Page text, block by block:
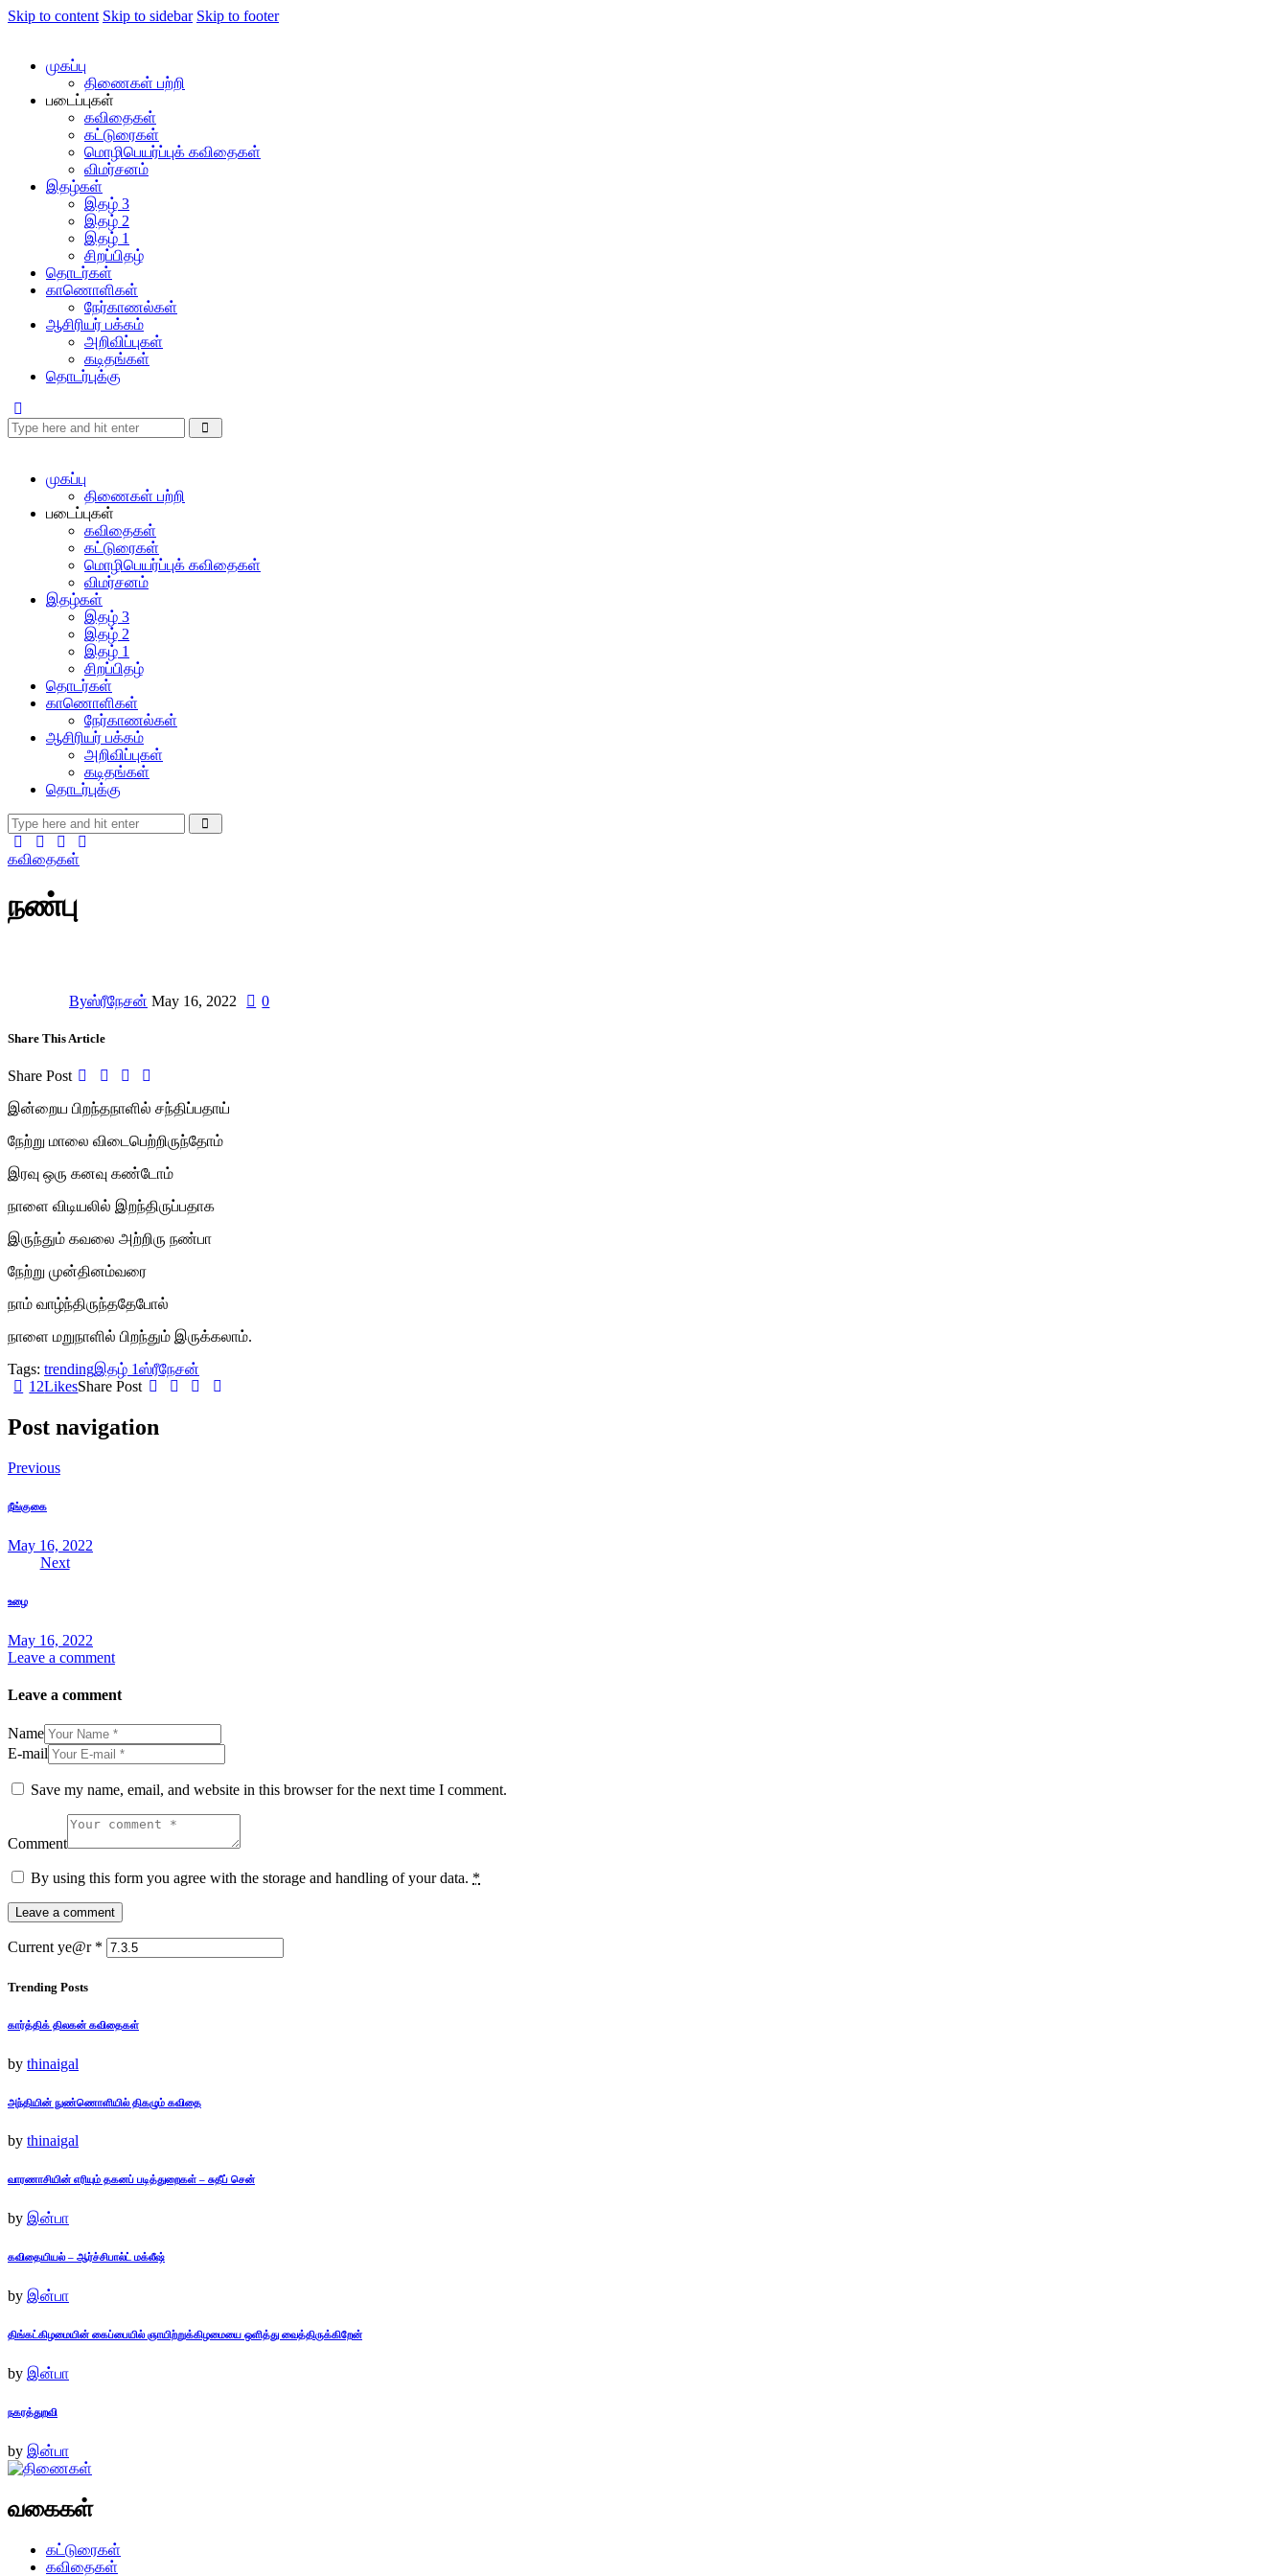
Skip to content Skip to sidebar Skip to footer
முகப்பு
திணைகள் பற்றி
படைப்புகள்
கவிதைகள்
கட்டுரைகள்
மொழிபெயர்ப்புக் கவிதைகள்
விமர்சனம்
இதழ்கள்
இதழ் 3
இதழ் 2
இதழ் 1
சிறப்பிதழ்
தொடர்கள்
காணொளிகள்
நேர்காணல்கள்
ஆசிரியர் பக்கம்
அறிவிப்புகள்
கடிதங்கள்
தொடர்புக்கு
முகப்பு
திணைகள் பற்றி
படைப்புகள்
கவிதைகள்
கட்டுரைகள்
மொழிபெயர்ப்புக் கவிதைகள்
விமர்சனம்
இதழ்கள்
இதழ் 3
இதழ் 2
இதழ் 1
சிறப்பிதழ்
தொடர்கள்
காணொளிகள்
நேர்காணல்கள்
ஆசிரியர் பக்கம்
அறிவிப்புகள்
கடிதங்கள்
தொடர்புக்கு
கவிதைகள்
நண்பு
Byஸ்ரீநேசன் May 16, 2022 0
Share This Article
Share Post
இன்றைய பிறந்தநாளில் சந்திப்பதாய்
நேற்று மாலை விடைபெற்றிருந்தோம்
இரவு ஒரு கனவு கண்டோம்
நாளை விடியலில் இறந்திருப்பதாக
இருந்தும் கவலை அற்றிரு நண்பா
நேற்று முன்தினம்வரை
நாம் வாழ்ந்திருந்ததேபோல்
நாளை மறுநாளில் பிறந்தும் இருக்கலாம்.
Tags: trendingஇதழ் 1ஸ்ரீநேசன்
12LikesShare Post
Post navigation
Previous
நீங்குகை
May 16, 2022
Next
உழை
May 16, 2022
Leave a comment
Leave a comment
Name
E-mail
Save my name, email, and website in this browser for the next time I comment.
Comment
By using this form you agree with the storage and handling of your data. *
Current ye@r *
Trending Posts
கார்த்திக் திலகன் கவிதைகள்
by thinaigal
அந்தியின் நுண்ணொளியில் திகழும் கவிதை
by thinaigal
வாரணாசியின் எரியும் தகனப் படித்துறைகள் – சுதீப் சென்
by இன்பா
கவிதையியல் – ஆர்ச்சிபால்ட் மக்லீஷ்
by இன்பா
திங்கட்கிழமையின் கைப்பையில் ஞாயிற்றுக்கிழமையை ஒளித்து வைத்திருக்கிறேன்
by இன்பா
நகரத்துறவி
by இன்பா
வகைகள்
கட்டுரைகள்
கவிதைகள்